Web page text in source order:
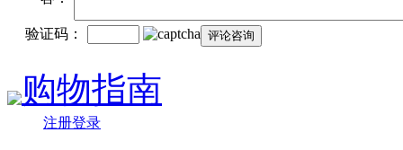
验证码：
购物指南
注册登录